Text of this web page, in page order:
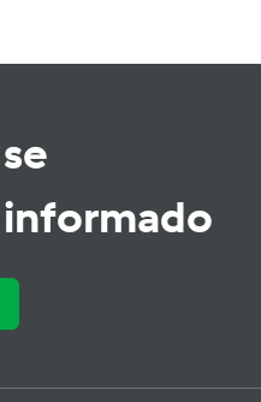
se
informado